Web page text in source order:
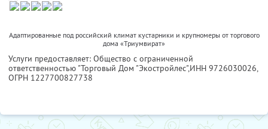
Адаптированные под российский климат кустарники и крупномеры от торгового
дома «Триумвират»
Услуги предоставляет: Общество с ограниченной
ответственностью "Торговый Дом "Экостройлес",ИНН 9726030026,
ОГРН 1227700827738